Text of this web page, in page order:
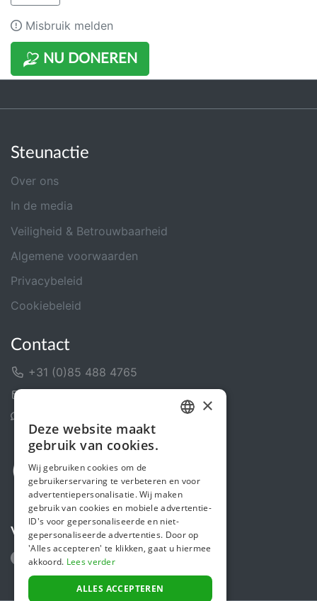
NU DONEREN
Misbruik melden
Steunactie
Over ons
In de media
Veiligheid & Betrouwbaarheid
Algemene voorwaarden
Privacybeleid
Cookiebeleid
Contact
+31 (0)85 488 4765
Volg ons
ENGLISH
×
Deze website maakt
gebruik van cookies.
Wij gebruiken cookies om de
gebruikerservaring te verbeteren en voor
advertentiepersonalisatie. Wij maken
gebruik van cookies en mobiele advertentie-
ID's voor gepersonaliseerde en niet-
gepersonaliseerde advertenties. Door op
'Alles accepteren' te klikken, gaat u hiermee
akkoord. Lees verder
ALLES ACCEPTEREN